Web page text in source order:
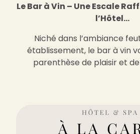
Le Bar à Vin – Une Escale
l’Hôtel…
Niché dans l’ambiance
établissement, le bar à vin
parenthèse de plaisir et